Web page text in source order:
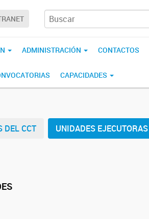
ADMINISTRACIÓN CONTACTOS
CAPACIDADES
DEL CCT UNIDADES EJECUTORAS